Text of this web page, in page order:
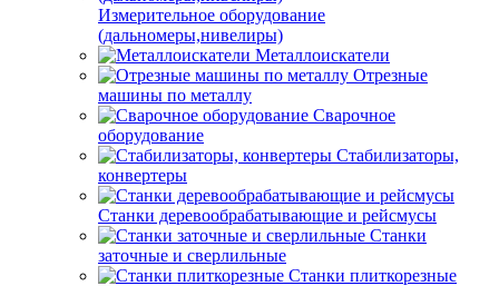
Измерительное оборудование
(дальномеры,нивелиры)
Металлоискатели
Отрезные
машины по металлу
Сварочное
оборудование
Стабилизаторы,
конвертеры
Станки деревообрабатывающие и рейсмусы
Станки
заточные и сверлильные
Станки плиткорезные